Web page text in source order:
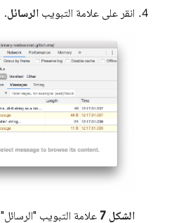
انقر على علامة التبويب الرسائل.
الشكل 7
علامة التبويب "الرسائل"